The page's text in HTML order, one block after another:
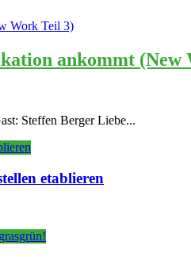
ankommt (New
Steffen Berger Liebe...
etablieren